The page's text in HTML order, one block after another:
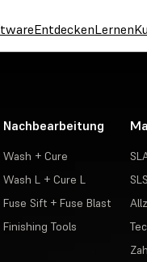
EntdeckenLernen
Nachbearbeitung
Wash + Cure
Wash L + Cure L
Fuse Sift + Fuse Blast
Finishing Tools